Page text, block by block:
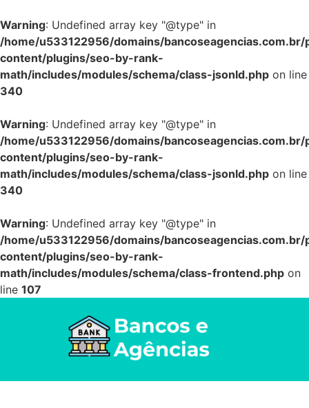
Warning: Undefined array key "@type" in
/home/u533122956/domains/
content/plugins/seo-by-rank-
math/includes/modules/schema/class-jsonld.php on line
340
Warning: Undefined array key "@type" in
/home/u533122956/domains/
content/plugins/seo-by-rank-
math/includes/modules/schema/class-jsonld.php on line
340
Warning: Undefined array key "@type" in
/home/u533122956/domains/
content/plugins/seo-by-rank-
math/includes/modules/schema/class-frontend.php on
line 107